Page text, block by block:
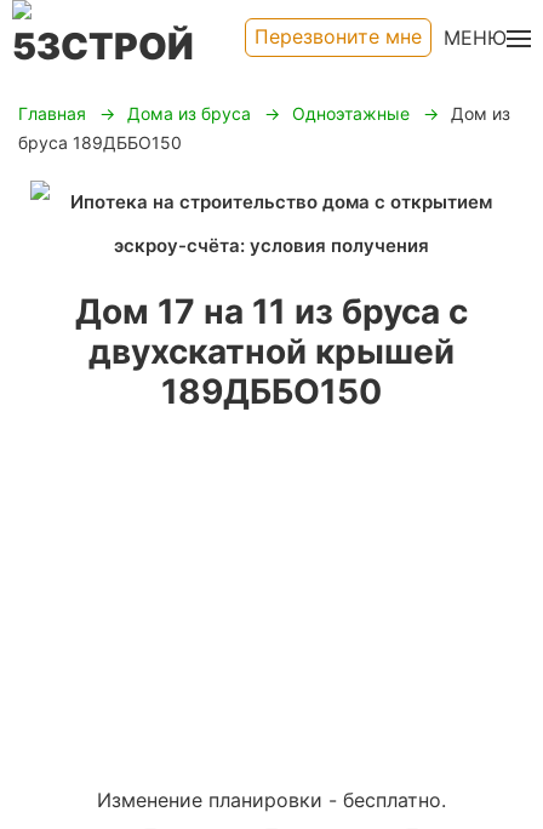
Перезвоните мне МЕНЮ
Главная Дома из бруса Одноэтажные
Дом из
бруса 189ДББО150
Дом 17 на 11 из бруса с
двухскатной крышей
189ДББО150
Изменение планировки - бесплатно.